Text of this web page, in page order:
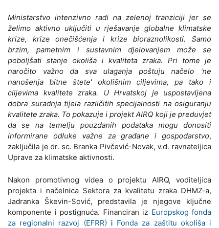
Ministarstvo intenzivno radi na zelenoj tranziciji jer se
želimo aktivno uključiti u rješavanje globalne klimatske
krize, krize onečišćenja i krize bioraznolikosti. Samo
brzim, pametnim i sustavnim djelovanjem može se
poboljšati stanje okoliša i kvaliteta zraka. Pri tome je
naročito važno da sva ulaganja poštuju načelo 'ne
nanošenja bitne štete' okolišnim ciljevima, pa tako i
ciljevima kvalitete zraka. U Hrvatskoj je uspostavljena
dobra suradnja tijela različitih specijalnosti na osiguranju
kvalitete zraka. To pokazuje i projekt AIRQ koji je preduvjet
da se na temelju pouzdanih podataka mogu donositi
informirane odluke važne za građane i gospodarstvo,
zaključila je dr. sc. Branka Pivčević-Novak, v.d. ravnateljica
Uprave za klimatske aktivnosti.
Nakon promotivnog videa o projektu AIRQ, voditeljica
projekta i načelnica Sektora za kvalitetu zraka DHMZ-a,
Jadranka Škevin-Sović, predstavila je njegove ključne
komponente i postignuća. Financiran iz Europskog fonda
za regionalni razvoj (EFRR) i Fonda za zaštitu okoliša i